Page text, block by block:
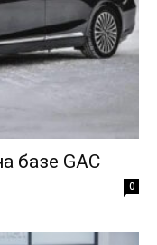
базе GAC
0